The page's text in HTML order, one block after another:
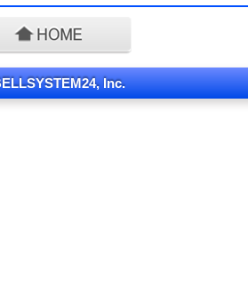
Inc.